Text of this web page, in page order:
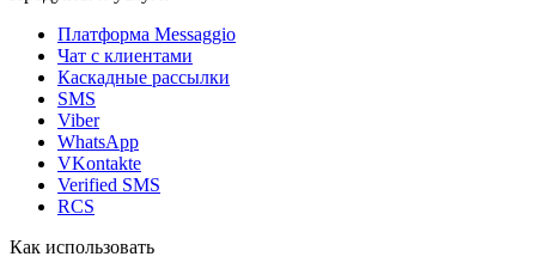
Платформа Messaggio
Чат с клиентами
Каскадные рассылки
SMS
Viber
WhatsApp
VKontakte
Verified SMS
RCS
Как использовать